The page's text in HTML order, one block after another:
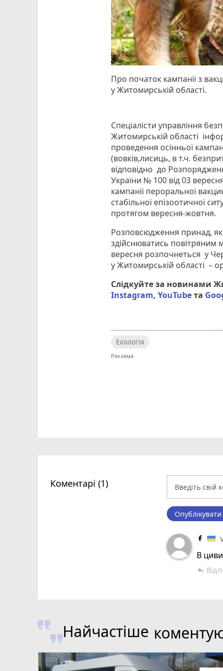
Про початок кампанії з
у Житомирській області.
Спеціалісти управління
Житомирській області
проведення осінньої
(вовків,лисиць, в т.ч.
відповідно до
України № 100 від 03
кампанії пероральної
стабільної епізоотичної
протягом вересня-жовтня.
Розповсюдження принад,
здійснюватись повітряним
вересня розпочнеться у
у Житомирській області –
Слідкуйте за новинами
Instagram,YouTubeта
Екологія
Коментарі (1)
В
reply
Найчастіше